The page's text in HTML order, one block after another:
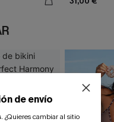
de envío
. ¿Quieres cambiar al sitio